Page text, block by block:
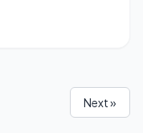
Next »